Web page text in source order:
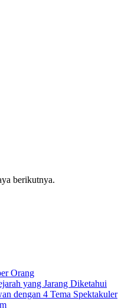
berikutnya.
Orang
yang Jarang Diketahui
dengan 4 Tema Spektakuler